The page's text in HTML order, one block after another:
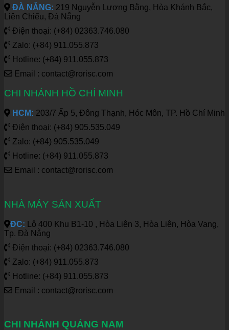
ĐÀ NẴNG: 219 Nguyễn Lương Bằng, Hòa Khánh Bắc,
Liên Chiểu, Đà Nẵng
Điện thoại: (+84) 02363.746.080
Zalo: (+84) 911.055.873
Hotline: (+84) 911.055.873
Email : contact@rorisc.com
CHI NHÁNH HỒ CHÍ MINH
HCM: 203/7 Ấp 5, Đông Thạnh, Hóc Môn, TP. Hồ Chí Minh
Điện thoại: (+84) 905.535.049
Zalo: (+84) 905.535.049
Hotline: (+84) 911.055.873
Email : contact@rorisc.com
NHÀ MÁY SẢN XUẤT
ĐC: Lô 400 Khu B1-10 , Hòa Liên 3, Hòa Liên, Hòa Vang,
Tp. Đà Nẵng
Điện thoại: (+84) 02363.746.080
Zalo: (+84) 911.055.873
Hotline: (+84) 911.055.873
Email : contact@rorisc.com
CHI NHÁNH QUẢNG NAM